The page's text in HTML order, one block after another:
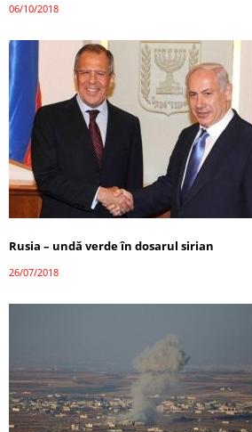
06/10/2018
Rusia – undă verde în dosarul sirian
26/07/2018